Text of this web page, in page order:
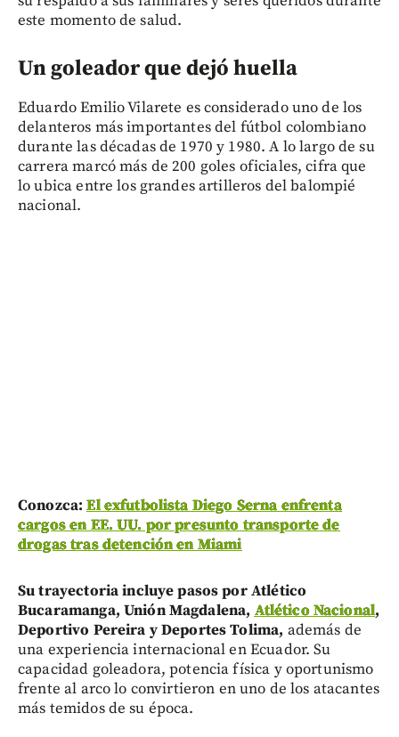
este momento de salud.
Un goleador que dejó huella
Eduardo Emilio Vilarete es considerado uno de los
delanteros más importantes del fútbol colombiano
durante las décadas de 1970 y 1980. A lo largo de su
carrera marcó más de 200 goles oficiales, cifra que
lo ubica entre los grandes artilleros del balompié
nacional.
Conozca:El exfutbolista Diego Serna enfrenta
cargos en EE. UU. por presunto transporte de
drogas tras detención en Miami
Su trayectoria incluye pasos por Atlético
Bucaramanga, Unión Magdalena, Atlético Nacional,
Deportivo Pereira y Deportes Tolima, además de
una experiencia internacional en Ecuador. Su
capacidad goleadora, potencia física y oportunismo
frente al arco lo convirtieron en uno de los atacantes
más temidos de su época.